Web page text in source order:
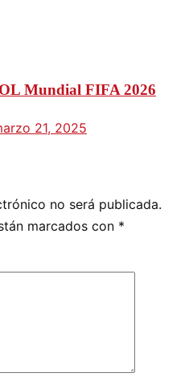
Mundial FIFA 2026
21, 2025
no será publicada.
marcados con *